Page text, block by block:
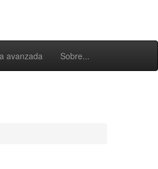
avanzada Sobre...